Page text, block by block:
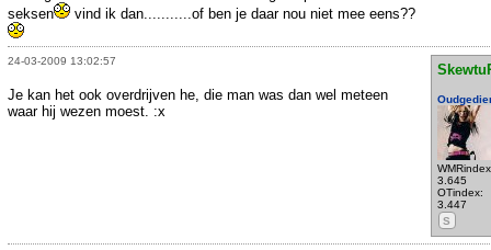
seksen
vind ik dan...........of ben je daar nou niet mee eens??
24-03-2009 13:02:57
3.645
OTindex:
3.447
S
Je kan het ook overdrijven he, die man was dan wel meteen
waar hij wezen moest. :x